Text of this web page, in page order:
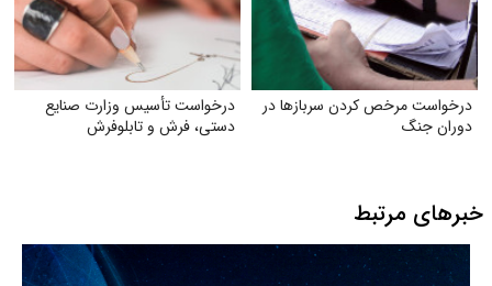
درخواست مرخص کردن سربازها در
دوران جنگ
درخواست تأسیس وزارت صنایع
دستی، فرش و تابلوفرش
خبرهای مرتبط